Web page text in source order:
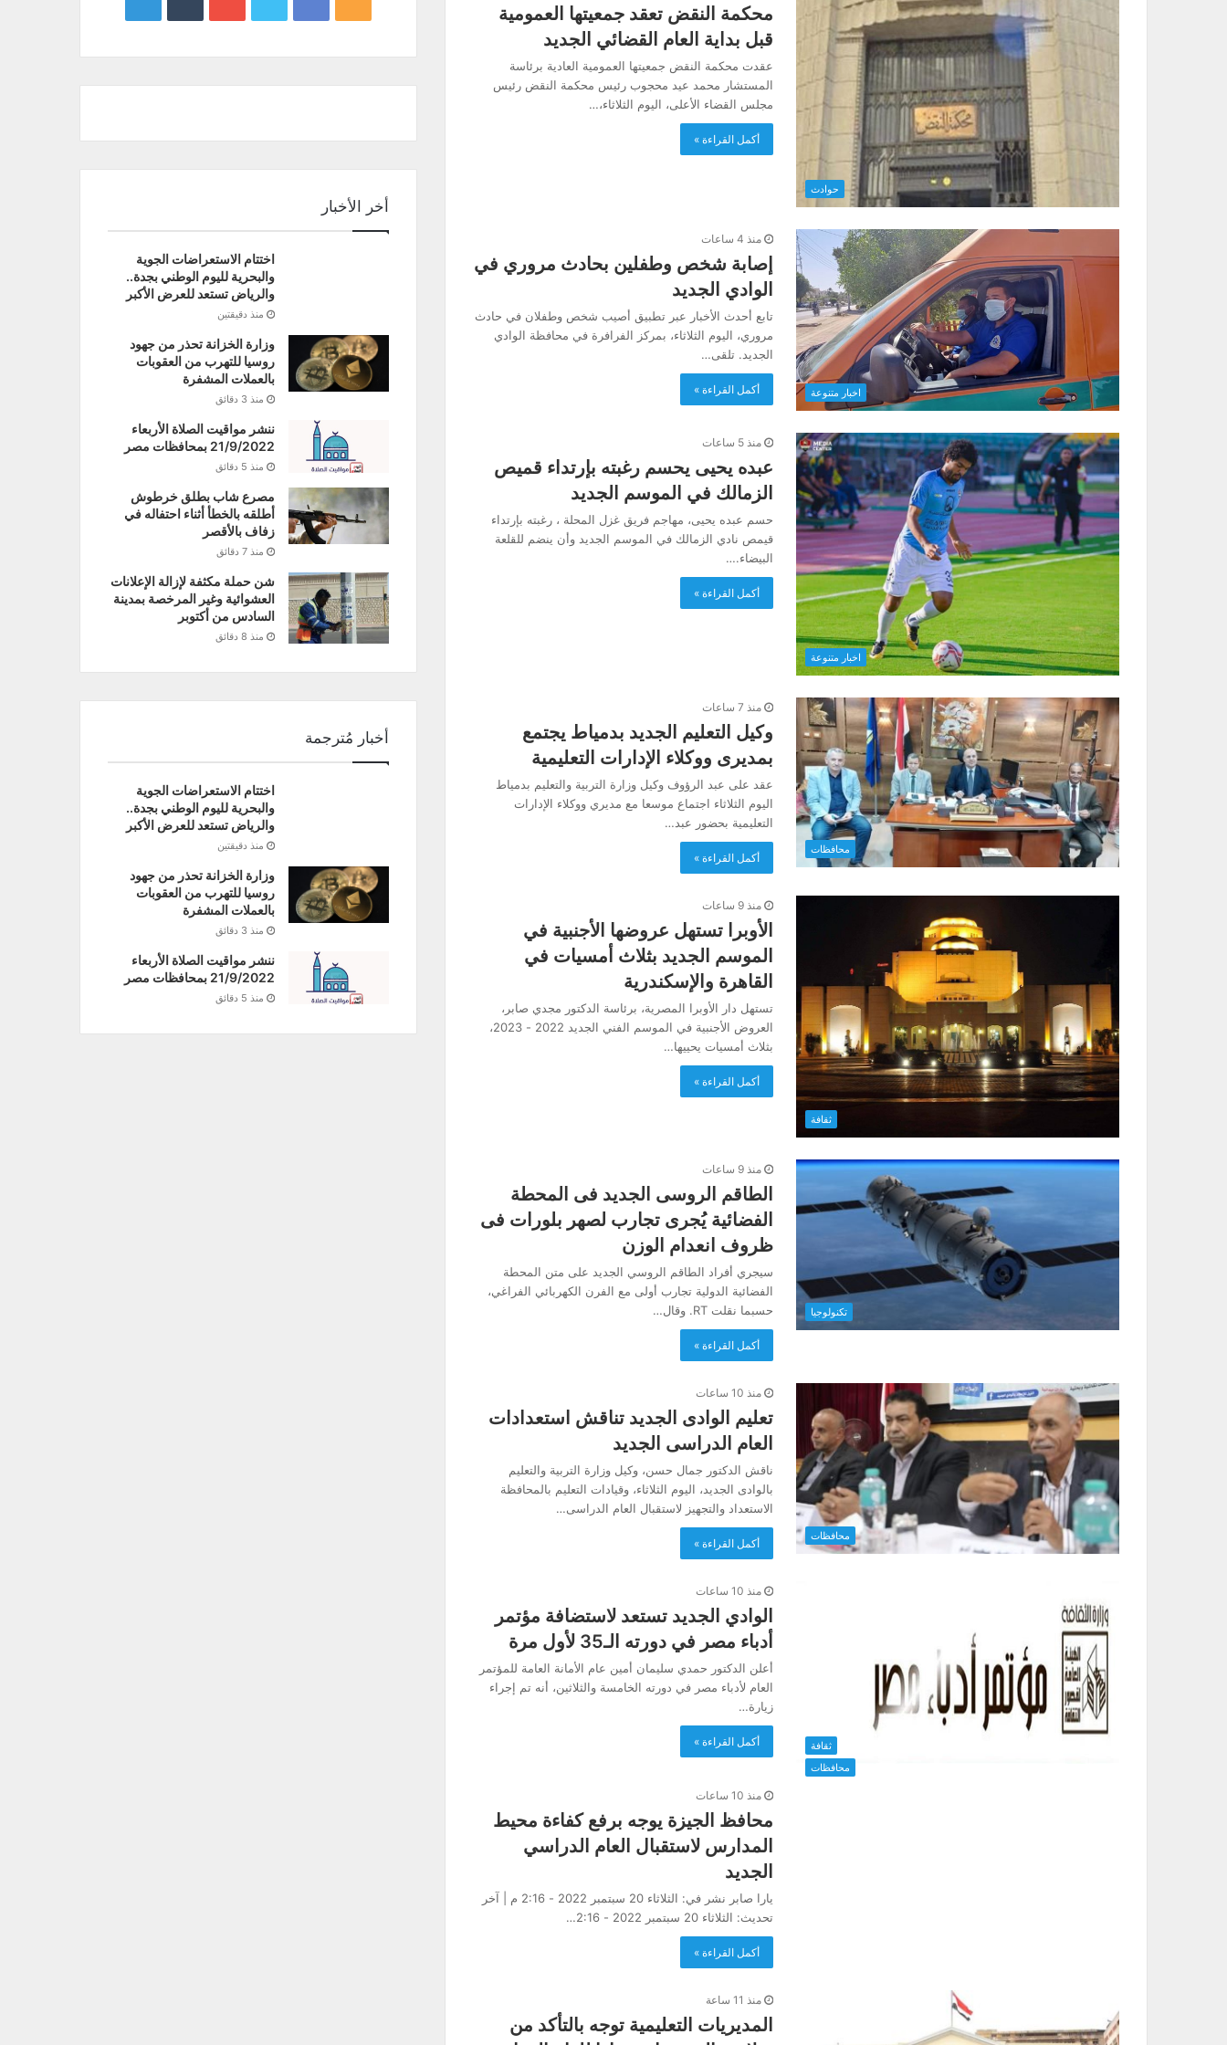
حوادث
محكمة النقض تعقد جمعيتها العمومية
قبل بداية العام القضائي الجديد
عقدت محكمة النقض جمعيتها العمومية العادية برئاسة
المستشار محمد عيد محجوب رئيس محكمة النقض رئيس
مجلس القضاء الأعلى، اليوم الثلاثاء،…
أكمل القراءة »
اخبار متنوعة
منذ 4 ساعات
إصابة شخص وطفلين بحادث مروري في
الوادي الجديد
تابع أحدث الأخبار عبر تطبيق أصيب شخص وطفلان في حادث
مروري، اليوم الثلاثاء، بمركز الفرافرة في محافظة الوادي
الجديد. تلقى…
أكمل القراءة »
اخبار متنوعة
منذ 5 ساعات
عبده يحيى يحسم رغبته بإرتداء قميص
الزمالك في الموسم الجديد
حسم عبده يحيى، مهاجم فريق غزل المحلة ، رغبته بإرتداء
قيمص نادي الزمالك في الموسم الجديد وأن ينضم للقلعة
البيضاء.…
أكمل القراءة »
محافظات
منذ 7 ساعات
وكيل التعليم الجديد بدمياط يجتمع
بمديرى ووكلاء الإدارات التعليمية
عقد على عبد الرؤوف وكيل وزارة التربية والتعليم بدمياط
اليوم الثلاثاء اجتماع موسعا مع مديري ووكلاء الإدارات
التعليمية بحضور عبد…
أكمل القراءة »
ثقافة
منذ 9 ساعات
الأوبرا تستهل عروضها الأجنبية في
الموسم الجديد بثلاث أمسيات في
القاهرة والإسكندرية
تستهل دار الأوبرا المصرية، برئاسة الدكتور مجدي صابر،
العروض الأجنبية في الموسم الفني الجديد 2022 - 2023،
بثلاث أمسيات يحييها…
أكمل القراءة »
تكنولوجيا
منذ 9 ساعات
الطاقم الروسى الجديد فى المحطة
الفضائية يُجرى تجارب لصهر بلورات فى
ظروف انعدام الوزن
سيجري أفراد الطاقم الروسي الجديد على متن المحطة
الفضائية الدولية تجارب أولى مع الفرن الكهربائي الفراغي،
حسبما نقلت RT. وقال…
أكمل القراءة »
محافظات
منذ 10 ساعات
تعليم الوادى الجديد تناقش استعدادات
العام الدراسى الجديد
ناقش الدكتور جمال حسن، وكيل وزارة التربية والتعليم
بالوادى الجديد، اليوم الثلاثاء، وقيادات التعليم بالمحافظة
الاستعداد والتجهيز لاستقبال العام الدراسى…
أكمل القراءة »
ثقافة
منذ 10 ساعات
الوادي الجديد تستعد لاستضافة مؤتمر
أدباء مصر في دورته الـ35 لأول مرة
أعلن الدكتور حمدي سليمان أمين عام الأمانة العامة للمؤتمر
العام لأدباء مصر في دورته الخامسة والثلاثين، أنه تم إجراء
زيارة…
أكمل القراءة »
محافظات
منذ 10 ساعات
محافظ الجيزة يوجه برفع كفاءة محيط
المدارس لاستقبال العام الدراسي
الجديد
يارا صابر نشر في: الثلاثاء 20 سبتمبر 2022 - 2:16 م | آخر
تحديث: الثلاثاء 20 سبتمبر 2022 - 2:16…
أكمل القراءة »
منذ 11 ساعة
المديريات التعليمية توجه بالتأكد من
أخر الأخبار
اختتام الاستعراضات الجوية
والبحرية لليوم الوطني بجدة..
والرياض تستعد للعرض الأكبر
منذ دقيقتين
وزارة الخزانة تحذر من جهود
روسيا للتهرب من العقوبات
بالعملات المشفرة
منذ 3 دقائق
ننشر مواقيت الصلاة الأربعاء
21/9/2022 بمحافظات مصر
منذ 5 دقائق
مصرع شاب بطلق خرطوش
أطلقه بالخطأ أثناء احتفاله في
زفاف بالأقصر
منذ 7 دقائق
شن حملة مكثفة لإزالة الإعلانات
العشوائية وغير المرخصة بمدينة
السادس من أكتوبر
منذ 8 دقائق
أخبار مُترجمة
اختتام الاستعراضات الجوية
والبحرية لليوم الوطني بجدة..
والرياض تستعد للعرض الأكبر
منذ دقيقتين
وزارة الخزانة تحذر من جهود
روسيا للتهرب من العقوبات
بالعملات المشفرة
منذ 3 دقائق
ننشر مواقيت الصلاة الأربعاء
21/9/2022 بمحافظات مصر
منذ 5 دقائق